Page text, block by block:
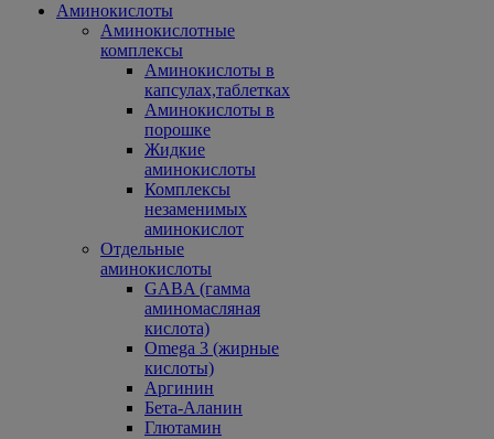
Аминокислоты
Аминокислотные
комплексы
Аминокислоты в
капсулах,таблетках
Аминокислоты в
порошке
Жидкие
аминокислоты
Комплексы
незаменимых
аминокислот
Отдельные
аминокислоты
GABA (гамма
аминомасляная
кислота)
Omega 3 (жирные
кислоты)
Аргинин
Бета-Аланин
Глютамин